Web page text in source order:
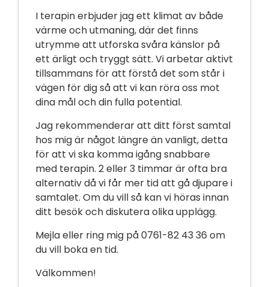
I terapin erbjuder jag ett klimat av både
värme och utmaning, där det finns
utrymme att utforska svåra känslor på
ett ärligt och tryggt sätt. Vi arbetar aktivt
tillsammans för att förstå det som står i
vägen för dig så att vi kan röra oss mot
dina mål och din fulla potential.
Jag rekommenderar att ditt först samtal
hos mig är något längre än vanligt, detta
för att vi ska komma igång snabbare
med terapin. 2 eller 3 timmar är ofta bra
alternativ då vi får mer tid att gå djupare i
samtalet. Om du vill så kan vi höras innan
ditt besök och diskutera olika upplägg.
Mejla eller ring mig på 0761-82 43 36 om
du vill boka en tid.
Välkommen!